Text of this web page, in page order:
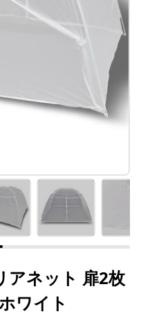
アネット 扉2枚
ワイト